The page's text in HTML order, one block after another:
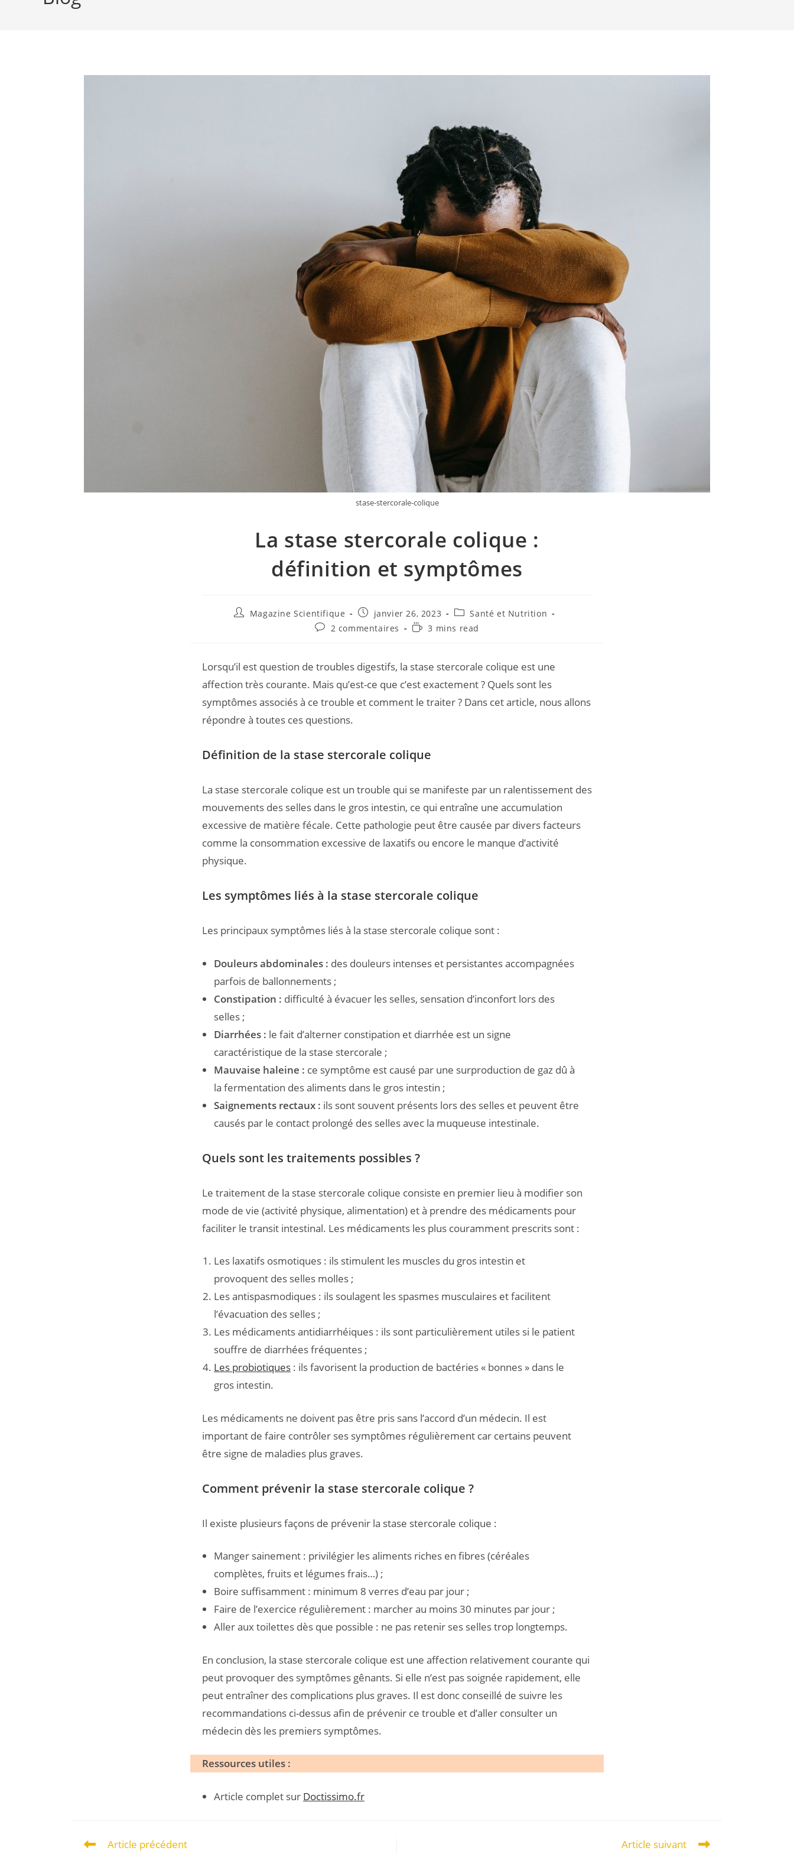
stase-stercorale-colique
La stase stercorale colique :
définition et symptômes
Magazine Scientifique janvier 26, 2023
Santé et Nutrition
2 commentaires
3 mins read
Lorsqu’il est question de troubles digestifs, la stase stercorale colique est une
affection très courante. Mais qu’est-ce que c’est exactement ? Quels sont les
symptômes associés à ce trouble et comment le traiter ? Dans cet article, nous allons
répondre à toutes ces questions.
Définition de la stase stercorale colique
La stase stercorale colique est un trouble qui se manifeste par un ralentissement des
mouvements des selles dans le gros intestin, ce qui entraîne une accumulation
excessive de matière fécale. Cette pathologie peut être causée par divers facteurs
comme la consommation excessive de laxatifs ou encore le manque d’activité
physique.
Les symptômes liés à la stase stercorale colique
Les principaux symptômes liés à la stase stercorale colique sont :
Douleurs abdominales : des douleurs intenses et persistantes accompagnées
parfois de ballonnements ;
Constipation : difficulté à évacuer les selles, sensation d’inconfort lors des
selles ;
Diarrhées : le fait d’alterner constipation et diarrhée est un signe
caractéristique de la stase stercorale ;
Mauvaise haleine : ce symptôme est causé par une surproduction de gaz dû à
la fermentation des aliments dans le gros intestin ;
Saignements rectaux : ils sont souvent présents lors des selles et peuvent être
causés par le contact prolongé des selles avec la muqueuse intestinale.
Quels sont les traitements possibles ?
Le traitement de la stase stercorale colique consiste en premier lieu à modifier son
mode de vie (activité physique, alimentation) et à prendre des médicaments pour
faciliter le transit intestinal. Les médicaments les plus couramment prescrits sont :
Les laxatifs osmotiques : ils stimulent les muscles du gros intestin et
provoquent des selles molles ;
Les antispasmodiques : ils soulagent les spasmes musculaires et facilitent
l’évacuation des selles ;
Les médicaments antidiarrhéiques : ils sont particulièrement utiles si le patient
souffre de diarrhées fréquentes ;
Les probiotiques : ils favorisent la production de bactéries « bonnes » dans le
gros intestin.
Les médicaments ne doivent pas être pris sans l’accord d’un médecin. Il est
important de faire contrôler ses symptômes régulièrement car certains peuvent
être signe de maladies plus graves.
Comment prévenir la stase stercorale colique ?
Il existe plusieurs façons de prévenir la stase stercorale colique :
Manger sainement : privilégier les aliments riches en fibres (céréales
complètes, fruits et légumes frais…) ;
Boire suffisamment : minimum 8 verres d’eau par jour ;
Faire de l’exercice régulièrement : marcher au moins 30 minutes par jour ;
Aller aux toilettes dès que possible : ne pas retenir ses selles trop longtemps.
En conclusion, la stase stercorale colique est une affection relativement courante qui
peut provoquer des symptômes gênants. Si elle n’est pas soignée rapidement, elle
peut entraîner des complications plus graves. Il est donc conseillé de suivre les
recommandations ci-dessus afin de prévenir ce trouble et d’aller consulter un
médecin dès les premiers symptômes.
Ressources utiles :
Article complet sur Doctissimo.fr
Article précédent Article suivant